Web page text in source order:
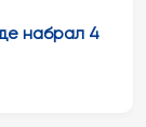
набрал 4